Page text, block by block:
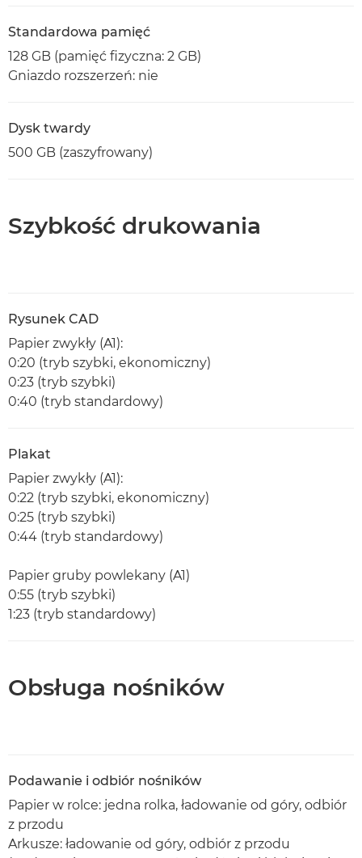
Standardowa pamięć
128 GB (pamięć fizyczna: 2 GB)
Gniazdo rozszerzeń: nie
Dysk twardy
500 GB (zaszyfrowany)
Szybkość drukowania
Rysunek CAD
Papier zwykły (A1):
0:20 (tryb szybki, ekonomiczny)
0:23 (tryb szybki)
0:40 (tryb standardowy)
Plakat
Papier zwykły (A1):
0:22 (tryb szybki, ekonomiczny)
0:25 (tryb szybki)
0:44 (tryb standardowy)
Papier gruby powlekany (A1)
0:55 (tryb szybki)
1:23 (tryb standardowy)
Obsługa nośników
Podawanie i odbiór nośników
Papier w rolce: jedna rolka, ładowanie od góry, odbiór
z przodu
Arkusze: ładowanie od góry, odbiór z przodu